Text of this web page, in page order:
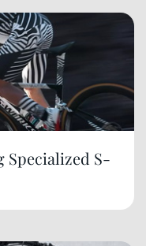
Specialized S-